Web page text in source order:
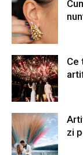
Ce
zi